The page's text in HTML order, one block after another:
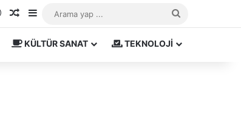
Kayıt OlRastgele Makale
Kenar Bölmesi
KÜLTÜR SANAT TEKNOLOJİ